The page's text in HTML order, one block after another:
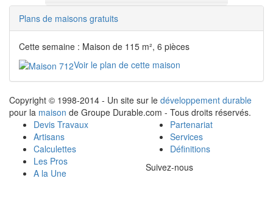
Plans de maisons gratuits
Cette semaine : Maison de 115 m², 6 pièces
Voir le plan de cette maison
Copyright © 1998-2014 - Un site sur le développement durable
pour la maison de Groupe Durable.com - Tous droits réservés.
Devis Travaux
Artisans
Calculettes
Les Pros
A la Une
Partenariat
Services
Définitions
Suivez-nous